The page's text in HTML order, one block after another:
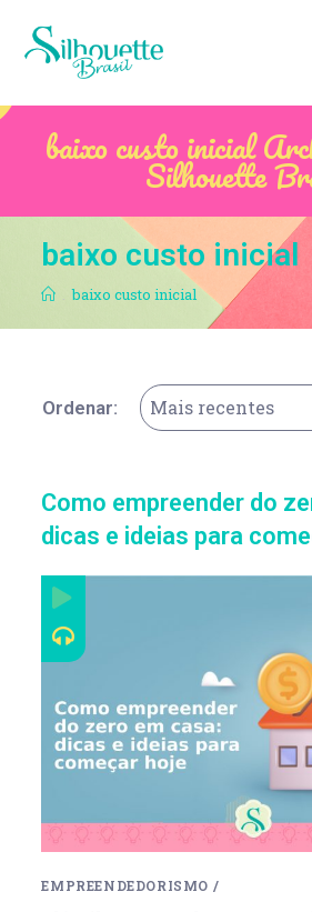
baixo custo inicial
Silhouette
baixo custo inicial
. baixo custo inicial
Ordenar: Mais recentes
Como empreender do
dicas e ideias para
EMPREENDEDORISMO /